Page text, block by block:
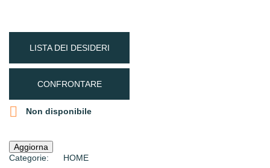
LISTA DEI DESIDERI
CONFRONTARE
 Non disponibile
Categorie:
HOME